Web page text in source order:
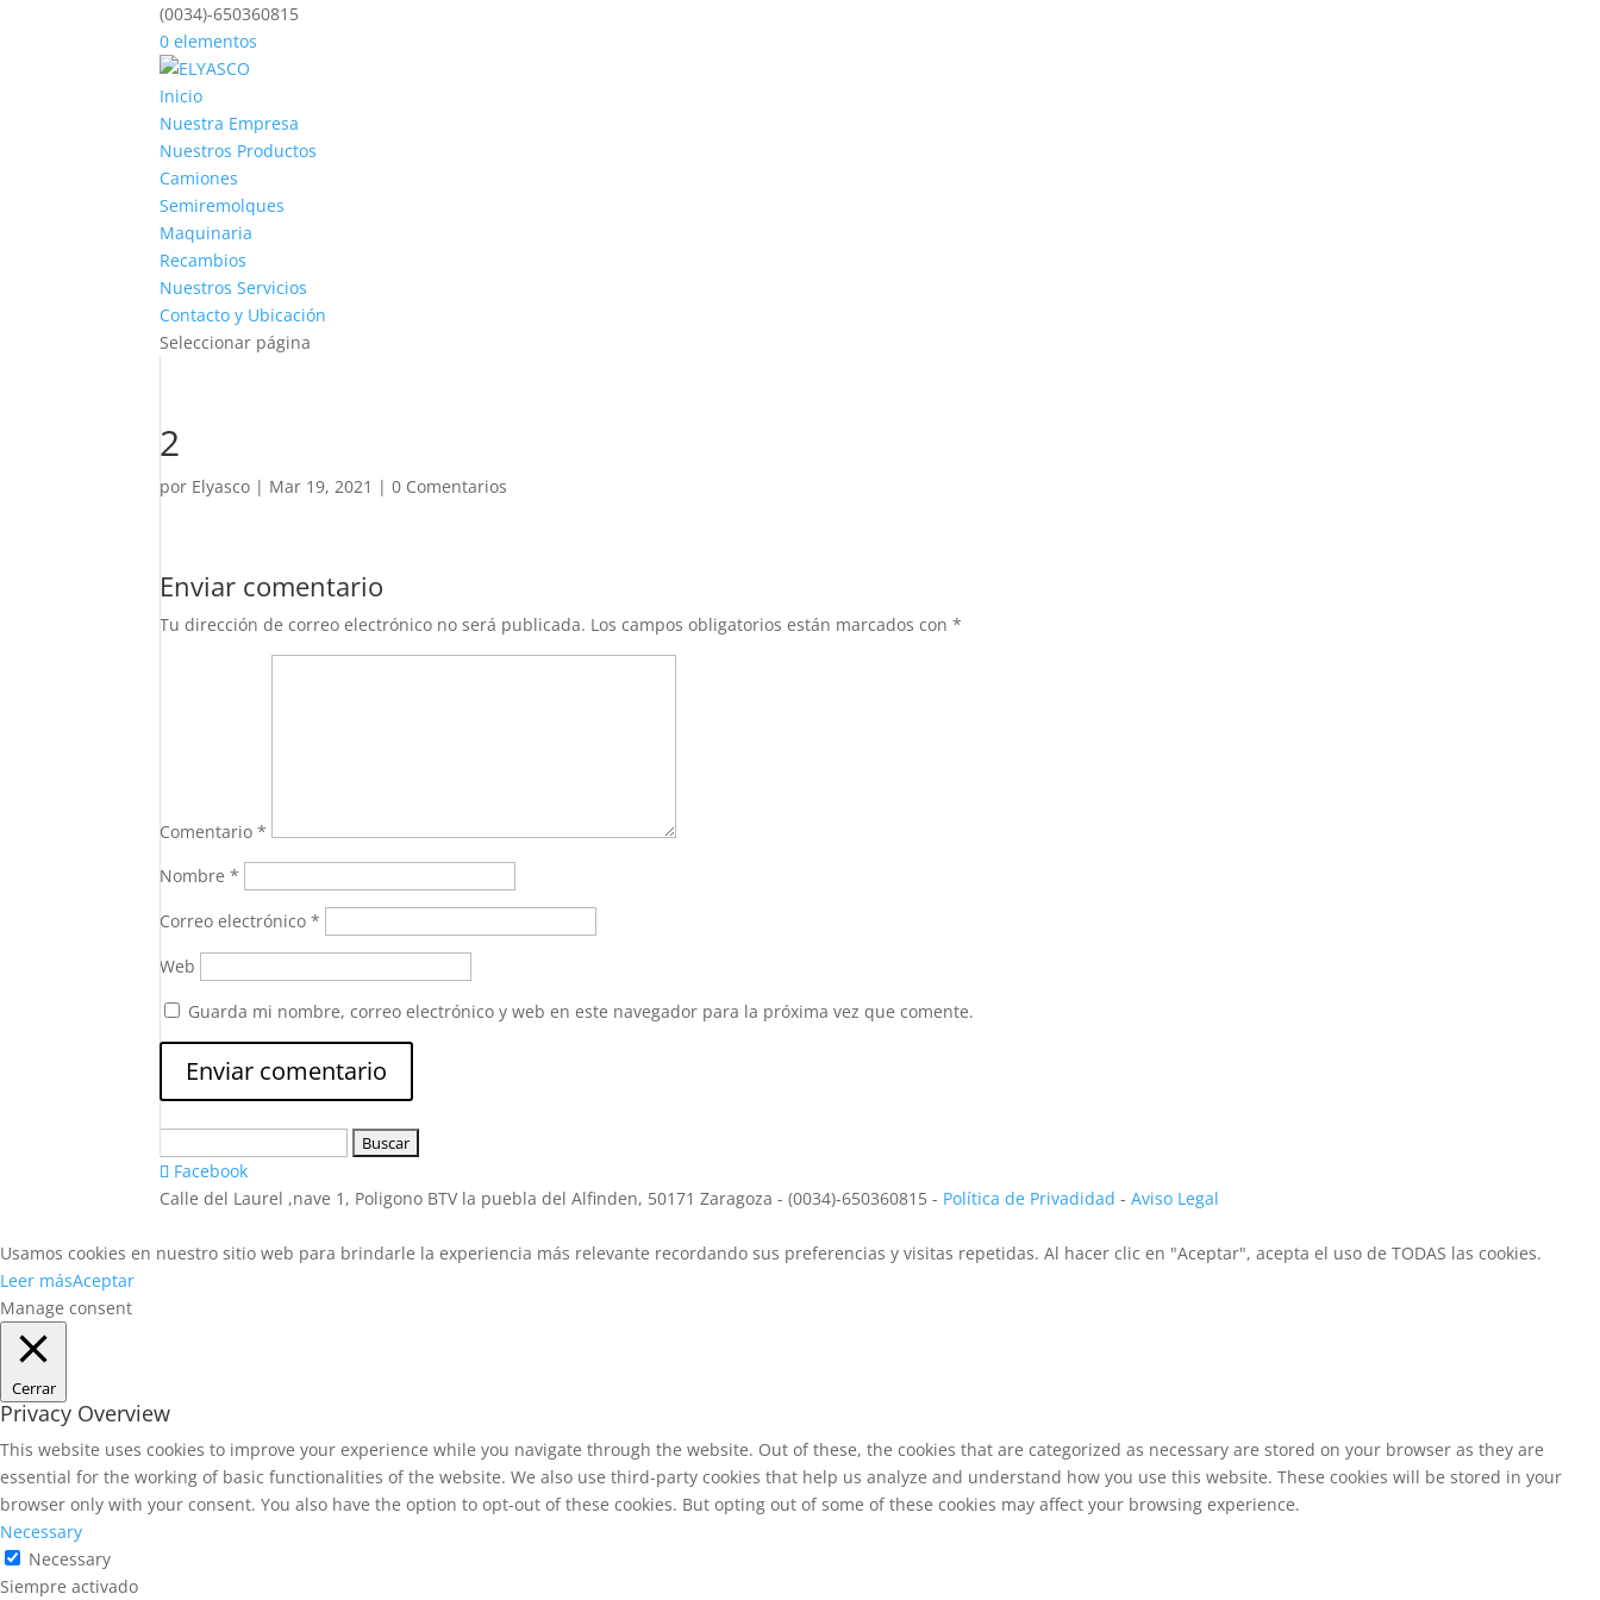
(0034)-650360815
0 elementos
Inicio
Nuestra Empresa
Nuestros Productos
Camiones
Semiremolques
Maquinaria
Recambios
Nuestros Servicios
Contacto y Ubicación
Seleccionar página
2
por Elyasco | Mar 19, 2021 |0 Comentarios
Enviar comentario
Tu dirección de correo electrónico no será publicada. Los campos obligatorios están marcados con*
Comentario*
Nombre*
Correo electrónico*
Web
Guarda mi nombre, correo electrónico y web en este navegador para la próxima vez que comente.
Facebook
Calle del Laurel ,nave 1, Poligono BTV la puebla del Alfinden, 50171 Zaragoza - (0034)-650360815 - Política de Privadidad -Aviso Legal
Usamos cookies en nuestro sitio web para brindarle la experiencia más relevante recordando sus preferencias y visitas repetidas. Al hacer clic en "Aceptar", acepta el uso de TODAS las cookies.
Leer másAceptar
Manage consent
Cerrar
Privacy Overview
This website uses cookies to improve your experience while you navigate through the website. Out of these, the cookies that are categorized as necessary are stored on your browser as they are
essential for the working of basic functionalities of the website. We also use third-party cookies that help us analyze and understand how you use this website. These cookies will be stored in your
browser only with your consent. You also have the option to opt-out of these cookies. But opting out of some of these cookies may affect your browsing experience.
Necessary
Necessary
Siempre activado